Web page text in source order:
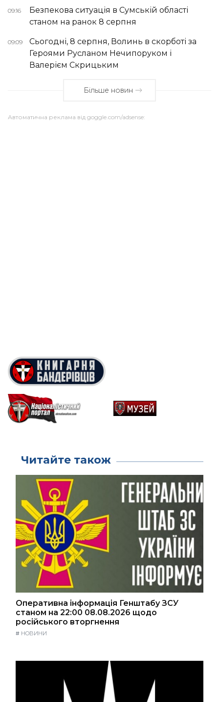
09:16
Безпекова ситуація в Сумській області
станом на ранок 8 серпня
09:09
Сьогодні, 8 серпня, Волинь в скорботі за
Героями Русланом Нечипоруком і
Валерієм Скрицьким
Більше новин
Автоматична реклама від goggle.com/adsense:
Читайте також
Оперативна інформація Генштабу ЗСУ
станом на 22:00 08.08.2026 щодо
російського вторгнення
# НОВИНИ